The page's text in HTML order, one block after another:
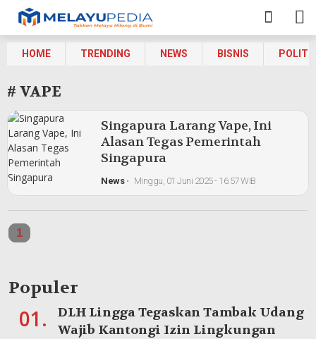
HOME TRENDING NEWS BISNIS
# VAPE
Singapura Larang Vape, Ini
Alasan Tegas Pemerintah
Singapura
News• Minggu, 01 Juni 2025 - 16:57 WIB
1
Populer
01.
DLH Lingga Tegaskan Tambak Udang
Wajib Kantongi Izin Lingkungan